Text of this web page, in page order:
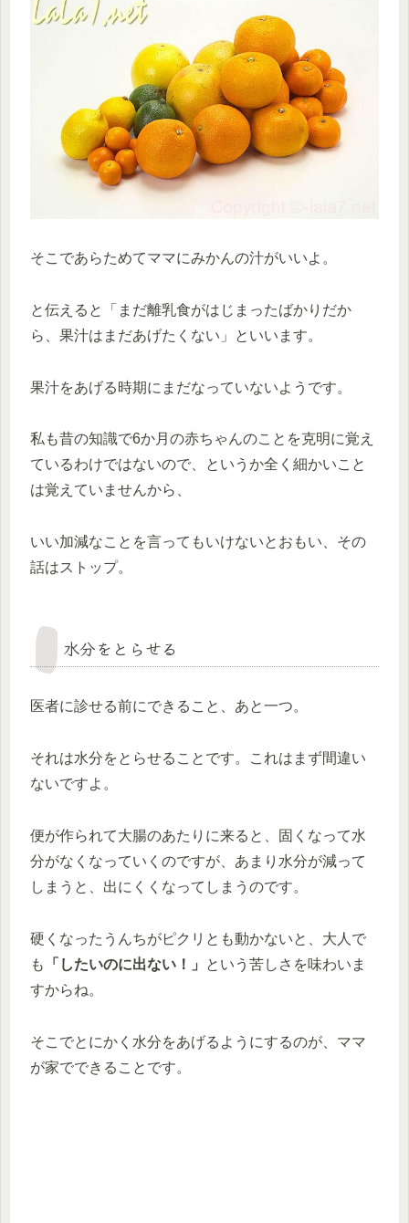
そこであらためてママにみかんの汁がいいよ。
と伝えると「まだ離乳食がはじまったばかりだか
ら、果汁はまだあげたくない」といいます。
果汁をあげる時期にまだなっていないようです。
私も昔の知識で6か月の赤ちゃんのことを克明に覚え
ているわけではないので、というか全く細かいこと
は覚えていませんから、
いい加減なことを言ってもいけないとおもい、その
話はストップ。
水分をとらせる
医者に診せる前にできること、あと一つ。
それは水分をとらせることです。これはまず間違い
ないですよ。
便が作られて大腸のあたりに来ると、固くなって水
分がなくなっていくのですが、あまり水分が減って
しまうと、出にくくなってしまうのです。
硬くなったうんちがピクリとも動かないと、大人で
も
「したいのに出ない！」
という苦しさを味わいま
すからね。
そこでとにかく水分をあげるようにするのが、ママ
が家でできることです。